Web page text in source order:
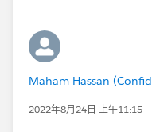
Maham Hassan
2022年8月24日 上午11:15